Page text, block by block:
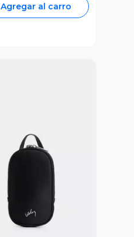
Agregar al carro
Vista Previa